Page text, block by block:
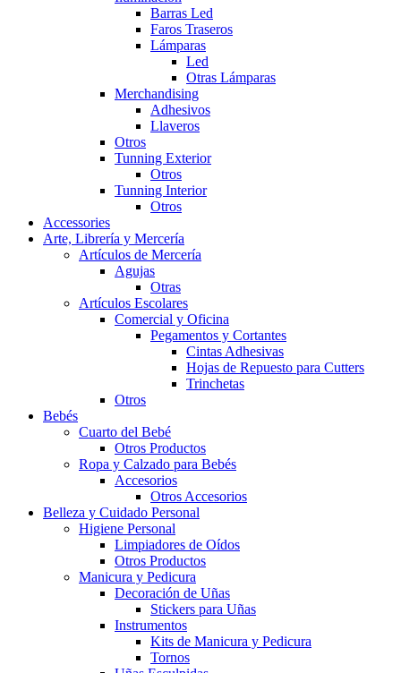
Barras Led
Faros Traseros
Lámparas
Led
Otras Lámparas
Merchandising
Adhesivos
Llaveros
Otros
Tunning Exterior
Otros
Tunning Interior
Otros
Accessories
Arte, Librería y Mercería
Artículos de Mercería
Agujas
Otras
Artículos Escolares
Comercial y Oficina
Pegamentos y Cortantes
Cintas Adhesivas
Hojas de Repuesto para Cutters
Trinchetas
Otros
Bebés
Cuarto del Bebé
Otros Productos
Ropa y Calzado para Bebés
Accesorios
Otros Accesorios
Belleza y Cuidado Personal
Higiene Personal
Limpiadores de Oídos
Otros Productos
Manicura y Pedicura
Decoración de Uñas
Stickers para Uñas
Instrumentos
Kits de Manicura y Pedicura
Tornos